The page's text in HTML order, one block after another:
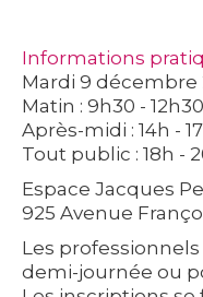
Informations
Mardi 9 décembre
Matin : 9h30 -
Après-midi : 14h -
Tout public : 18h -
Espace Jacques
925 Avenue
Les
demi-journée ou